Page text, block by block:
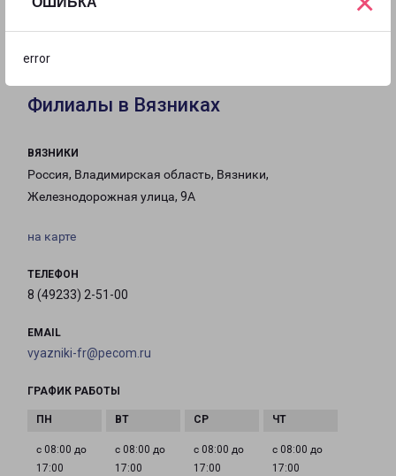
error
Филиалы в Вязниках
ВЯЗНИКИ
Россия, Владимирская область, Вязники,
Железнодорожная улица, 9А
на карте
ТЕЛЕФОН
8 (49233) 2-51-00
EMAIL
vyazniki-fr@pecom.ru
ГРАФИК РАБОТЫ
с 08:00 до
17:00
с 08:00 до
17:00
с 08:00 до
17:00
с 08:00 до
17:00